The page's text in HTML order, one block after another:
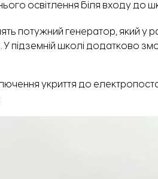
освітлення біля входу до
потужний генератор, який
У підземній школі додатково
укриття до